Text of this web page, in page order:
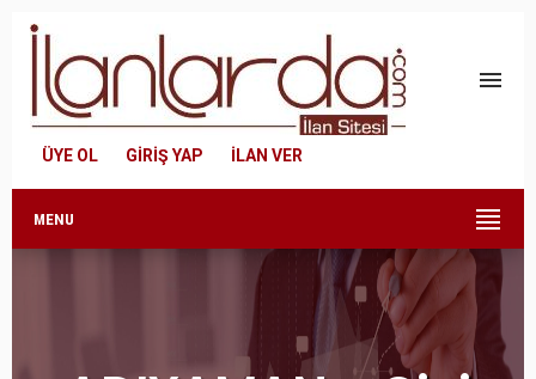
menu
ÜYE OL GİRİŞ YAP İLAN VER
MENU